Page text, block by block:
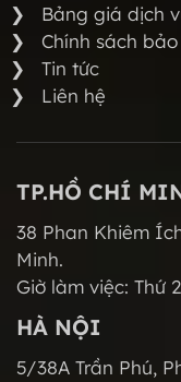
Bảng giá dịch
Chính sách
Tin tức
Liên hệ
TP.HỒ CHÍ
38 Phan Khiêm
Minh.
Giờ làm việc: Thứ
HÀ NỘI
5/38A Trần Phú,